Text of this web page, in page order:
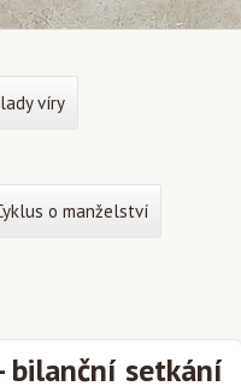
bilanční setkání
víry
o manželství